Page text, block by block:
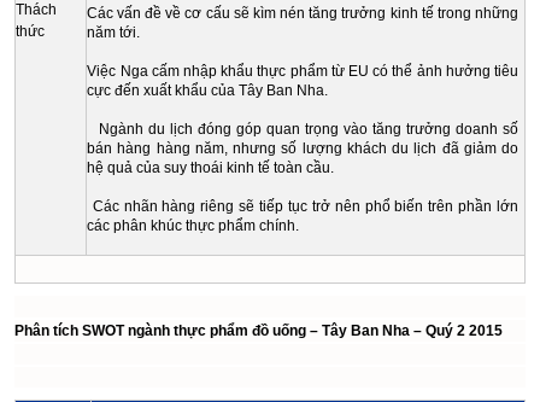
Thách
thức
Các vấn đề về cơ cấu sẽ kìm nén tăng trưởng kinh tế trong những
năm tới.
Việc Nga cấm nhập khẩu thực phẩm từ EU có thể ảnh hưởng tiêu
cực đến xuất khẩu của Tây Ban Nha.
Ngành du lịch đóng góp quan trọng vào tăng trưởng doanh số
bán hàng hàng năm, nhưng số lượng khách du lịch đã giảm do
hệ quả của suy thoái kinh tế toàn cầu.
Các nhãn hàng riêng sẽ tiếp tục trở nên phổ biến trên phần lớn
các phân khúc thực phẩm chính.
Phân tích SWOT ngành thực phẩm đồ uống – Tây Ban Nha – Quý 2 2015